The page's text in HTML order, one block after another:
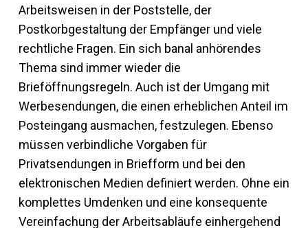
Arbeitsweisen in der Poststelle, der
Postkorbgestaltung der Empfänger und viele
rechtliche Fragen. Ein sich banal anhörendes
Thema sind immer wieder die
Brieföffnungsregeln. Auch ist der Umgang mit
Werbesendungen, die einen erheblichen Anteil im
Posteingang ausmachen, festzulegen. Ebenso
müssen verbindliche Vorgaben für
Privatsendungen in Briefform und bei den
elektronischen Medien definiert werden. Ohne ein
komplettes Umdenken und eine konsequente
Vereinfachung der Arbeitsabläufe einhergehend